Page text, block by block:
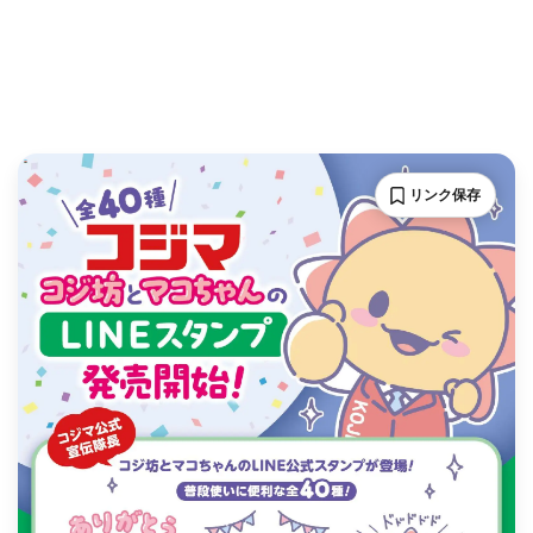
リンク保存